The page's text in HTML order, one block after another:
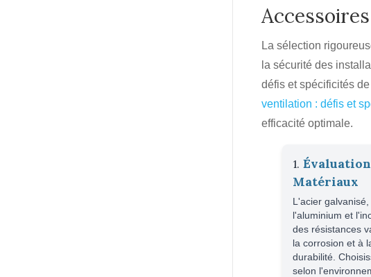
La sélection
la sécurité des
défis et spécificités
ventilation : défis et
efficacité optimale.
1.
Matériaux
L'acier galvanisé,
l'aluminium et
des résistances
la corrosion et à
durabilité.
selon